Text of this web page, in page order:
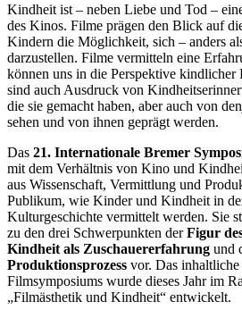
Kindheit ist – neben Liebe und Tod –
des Kinos. Filme prägen den Blick auf
Kindern die Möglichkeit, sich – anders
darzustellen. Filme vermitteln eine
können uns in die Perspektive kindlicher
sind auch Ausdruck von
die sie gemacht haben, aber auch von
sehen und von ihnen geprägt werden.
Das 21. Internationale Bremer
mit dem Verhältnis von Kino und
aus Wissenschaft, Vermittlung und
Publikum, wie Kinder und Kindheit in
Kulturgeschichte vermittelt werden. Sie
zu den drei Schwerpunkten derFigur
Kindheit als Zuschauererfahrung und
Produktionsprozess vor. Das
Filmsymposiums wurde dieses Jahr im
„Filmästhetik und Kindheit“ entwickelt.